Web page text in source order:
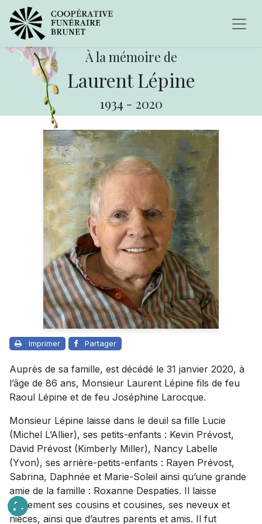
À la mémoire de
Laurent Lépine
1934 - 2020
Imprimer Partager
Auprès de sa famille, est décédé le 31 janvier 2020, à
l’âge de 86 ans, Monsieur Laurent Lépine fils de feu
Raoul Lépine et de feu Joséphine Larocque.
Monsieur Lépine laisse dans le deuil sa fille Lucie
(Michel L’Allier), ses petits-enfants : Kevin Prévost,
David Prévost (Kimberly Miller), Nancy Labelle
(Yvon), ses arrière-petits-enfants : Rayen Prévost,
Sabrina, Daphnée et Marie-Soleil ainsi qu’une grande
amie de la famille : Roxanne Despaties. Il laisse
également ses cousins et cousines, ses neveux et
nièces, ainsi que d’autres parents et amis. Il fut